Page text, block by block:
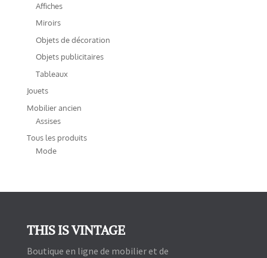
Affiches
Miroirs
Objets de décoration
Objets publicitaires
Tableaux
Jouets
Mobilier ancien
Assises
Tous les produits
Mode
THIS IS VINTAGE
Boutique en ligne de mobilier et de